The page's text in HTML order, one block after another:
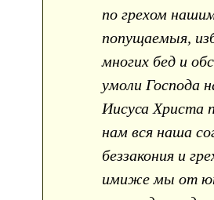
по грехом
попущаемыя,
многих бед и
умоли Господа
Иисуса Христа
нам вся наша
беззакония и
имиже мы от